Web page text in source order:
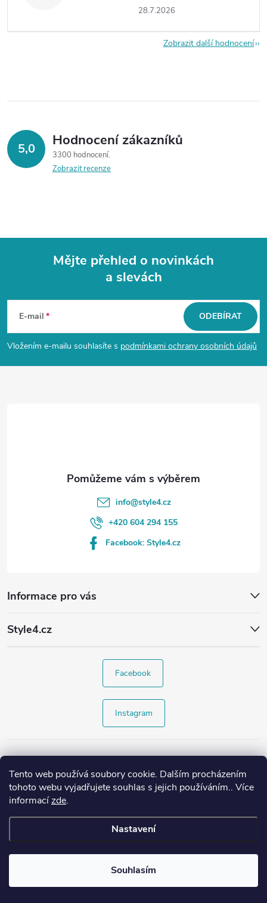
Tento web používá soubory cookie. Dalším procházením
tohoto webu vyjadřujete souhlas s jejich používáním.. Více
informacízde.
Nastavení
Souhlasím
28.7.2026
Zobrazit další hodnocení
5,0 Hodnocení zákazníků
3300 hodnocení
Zobrazit recenze
p
a
Mějte přehled o novinkách
a slevách
E-mail
Vložením e-mailu souhlasíte s podmínkami ochrany osobních údajů
ODEBÍRAT
Informace pro vás
Style4.cz
info@style4.cz
+420 604 294 155
Facebook: Style4.cz
Facebook
Instagram
Copyright 2026Style4.cz. Všechna práva vyhrazena.